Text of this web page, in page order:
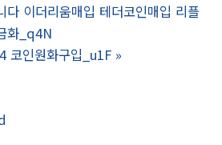
다 이더리움매입 테더코인매입 리플
화_q4N
코인원화구입_u1F »